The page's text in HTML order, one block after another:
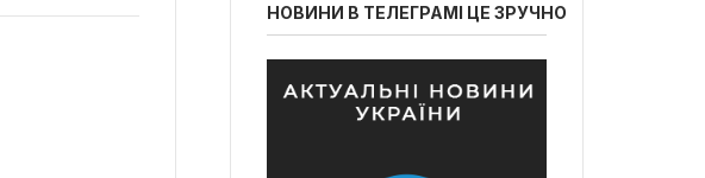
НОВИНИ В ТЕЛЕГРАМІ ЦЕ ЗРУЧНО